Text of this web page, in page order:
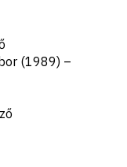
(1989) –